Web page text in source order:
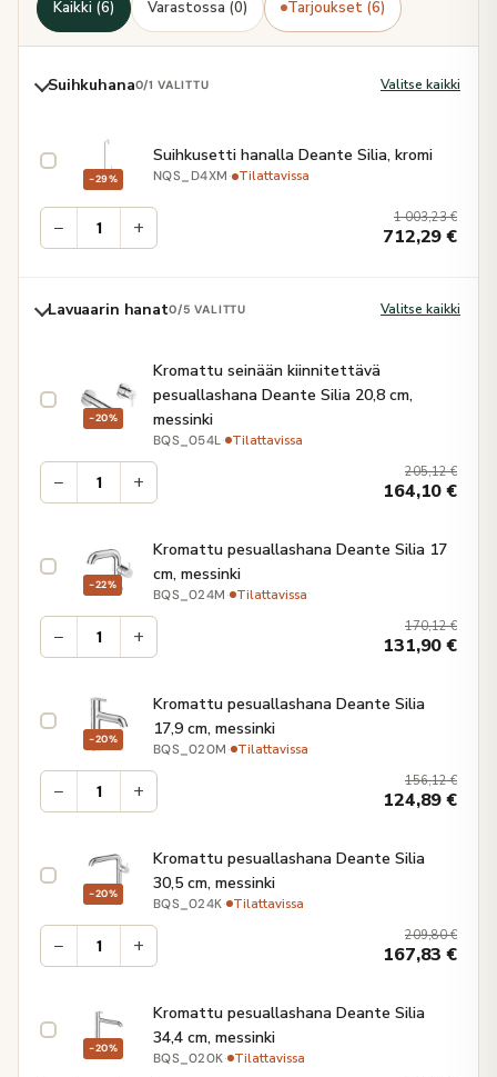
Kaikki (6) Varastossa (0) Tarjoukset (6)
Suihkuhana0/1 VALITTU Valitse kaikki
−29%
Suihkusetti hanalla Deante Silia, kromi
NQS_D4XM · Tilattavissa
− + 1 003,23€
712,29€
Lavuaarin hanat0/5 VALITTU Valitse kaikki
−20%
Kromattu seinään kiinnitettävä
pesuallashana Deante Silia 20,8 cm,
messinki
BQS_054L· Tilattavissa
− + 205,12€
164,10€
−22%
Kromattu pesuallashana Deante Silia 17
cm, messinki
BQS_024M · Tilattavissa
− + 170,12€
131,90€
−20%
Kromattu pesuallashana Deante Silia
17,9 cm, messinki
BQS_020M · Tilattavissa
− + 156,12€
124,89€
−20%
Kromattu pesuallashana Deante Silia
30,5 cm, messinki
BQS_024K· Tilattavissa
− + 209,80€
167,83€
−20%
Kromattu pesuallashana Deante Silia
34,4 cm, messinki
BQS_020K· Tilattavissa